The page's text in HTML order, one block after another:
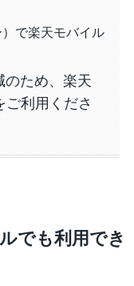
で楽天モバイル
のため、楽天
ご利用くださ
でも利用でき